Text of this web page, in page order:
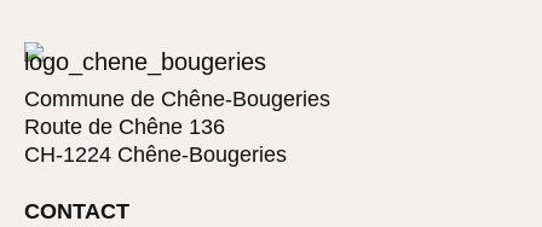
Commune de Chêne-Bougeries
Route de Chêne 136
CH-1224 Chêne-Bougeries
CONTACT